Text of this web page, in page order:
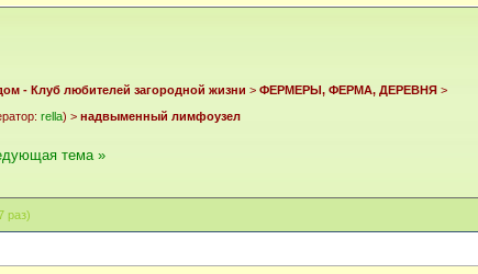
- Клуб любителей загородной жизни > ФЕРМЕРЫ, ФЕРМА, ДЕРЕВНЯ >
rella) > надвыменный лимфоузел
тема »
раз)